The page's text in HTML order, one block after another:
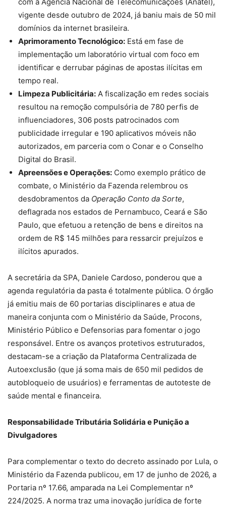
vigente desde outubro de 2024, já baniu mais de 50 mil
domínios da internet brasileira.
Aprimoramento Tecnológico: Está em fase de
implementação um laboratório virtual com foco em
identificar e derrubar páginas de apostas ilícitas em
tempo real.
Limpeza Publicitária: A fiscalização em redes sociais
resultou na remoção compulsória de 780 perfis de
influenciadores, 306 posts patrocinados com
publicidade irregular e 190 aplicativos móveis não
autorizados, em parceria com o Conar e o Conselho
Digital do Brasil.
Apreensões e Operações: Como exemplo prático de
combate, o Ministério da Fazenda relembrou os
desdobramentos da Operação Conto da Sorte,
deflagrada nos estados de Pernambuco, Ceará e São
Paulo, que efetuou a retenção de bens e direitos na
ordem de R$ 145 milhões para ressarcir prejuízos e
ilícitos apurados.
A secretária da SPA, Daniele Cardoso, ponderou que a
agenda regulatória da pasta é totalmente pública. O órgão
já emitiu mais de 60 portarias disciplinares e atua de
maneira conjunta com o Ministério da Saúde, Procons,
Ministério Público e Defensorias para fomentar o jogo
responsável. Entre os avanços protetivos estruturados,
destacam-se a criação da Plataforma Centralizada de
Autoexclusão (que já soma mais de 650 mil pedidos de
autobloqueio de usuários) e ferramentas de autoteste de
saúde mental e financeira.
Responsabilidade Tributária Solidária e Punição a
Divulgadores
Para complementar o texto do decreto assinado por Lula, o
Ministério da Fazenda publicou, em 17 de junho de 2026, a
Portaria nº 17.66, amparada na Lei Complementar nº
224/2025. A norma traz uma inovação jurídica de forte